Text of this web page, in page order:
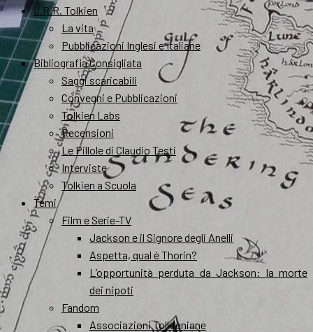
J.R.R. Tolkien
La vita
Pubblicazioni Inglesi e Italiane
Bibliografia Consigliata
Saggi scaricabili
Convegni e Pubblicazioni
Tolkien Labs
Recensioni
Le Pillole di Claudio Testi
Interviste
Tolkien a Scuola
Temi
Film e Serie-TV
Jackson e il Signore degli Anelli
Aspetta, qual è Thorin?
L’opportunità perduta da Jackson: la morte
dei nipoti
Fandom
Associazioni Tolkieniane